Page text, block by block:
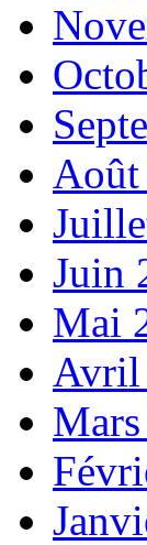
Août
Juin
Mai
Avril